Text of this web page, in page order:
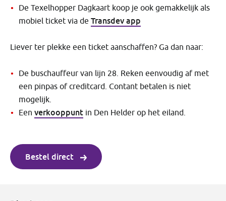
De Texelhopper Dagkaart koop je ook gemakkelijk als
mobiel ticket via de Transdev app
Liever ter plekke een ticket aanschaffen? Ga dan naar:
De buschauffeur van lijn 28. Reken eenvoudig af met
een pinpas of creditcard. Contant betalen is niet
mogelijk.
Een verkooppunt in Den Helder op het eiland.
Bestel direct